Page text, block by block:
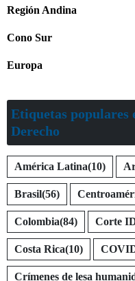
Región Andina
Cono Sur
Europa
Etiquetas populares
Derecho
América Latina(10)
Brasil(56)
Colombia(84) Corte
Costa Rica(10)
Crímenes de lesa